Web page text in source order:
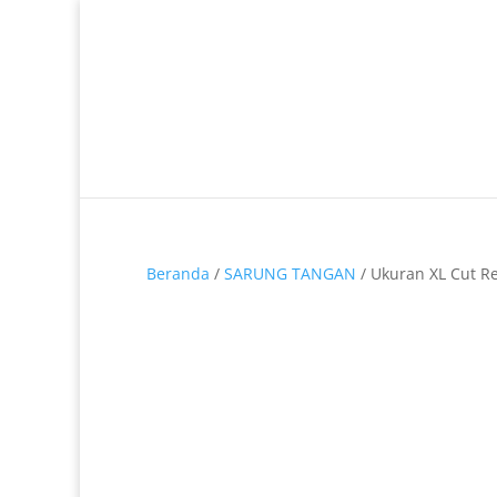
Beranda / SARUNG TANGAN / Ukuran XL Cut